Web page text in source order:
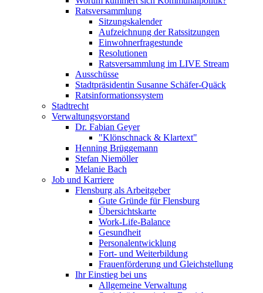
Ratsversammlung
Sitzungskalender
Aufzeichnung der Ratssitzungen
Einwohnerfragestunde
Resolutionen
Ratsversammlung im LIVE Stream
Ausschüsse
Stadtpräsidentin Susanne Schäfer-Quäck
Ratsinformationssystem
Stadtrecht
Verwaltungsvorstand
Dr. Fabian Geyer
"Klönschnack & Klartext"
Henning Brüggemann
Stefan Niemöller
Melanie Bach
Job und Karriere
Flensburg als Arbeitgeber
Gute Gründe für Flensburg
Übersichtskarte
Work-Life-Balance
Gesundheit
Personalentwicklung
Fort- und Weiterbildung
Frauenförderung und Gleichstellung
Ihr Einstieg bei uns
Allgemeine Verwaltung